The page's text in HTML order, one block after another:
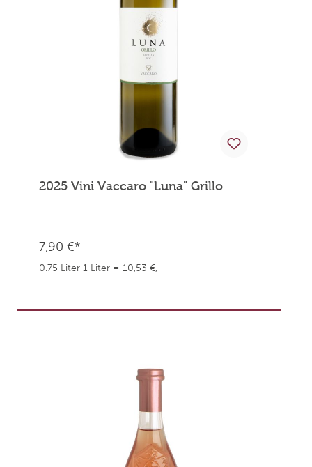
2025 Vini Vaccaro "Luna" Grillo
7,90 €*
0.75 Liter 1 Liter = 10,53 €,